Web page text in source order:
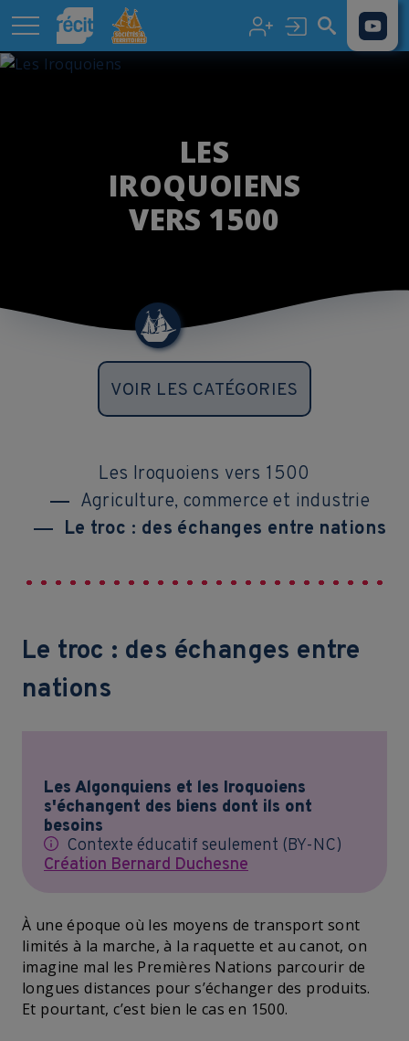
Aller au contenu principal
LES
IROQUOIENS
VERS 1500
VOIR LES CATÉGORIES
Les Iroquoiens vers 1500
Agriculture, commerce et industrie
Le troc : des échanges entre nations
Le troc : des échanges entre
nations
Les Algonquiens et les Iroquoiens
s'échangent des biens dont ils ont
besoins
Contexte éducatif seulement (BY-NC)
Création Bernard Duchesne
À une époque où les moyens de transport sont
limités à la marche, à la raquette et au canot, on
imagine mal les Premières Nations parcourir de
longues distances pour s’échanger des produits.
Et pourtant, c’est bien le cas en 1500.